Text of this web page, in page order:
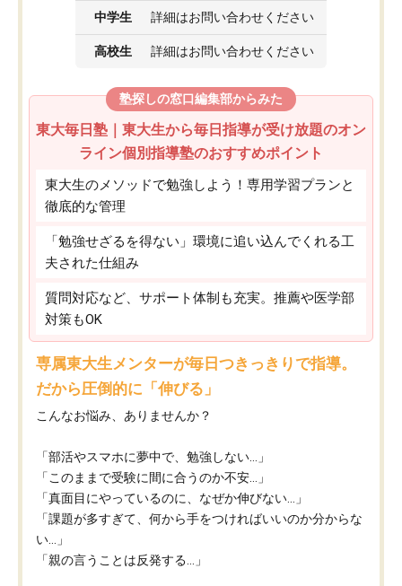
中学生 詳細はお問い合わせください
高校生 詳細はお問い合わせください
塾探しの窓口編集部からみた
東大毎日塾｜東大生から毎日指導が受け放題のオン
ライン個別指導塾のおすすめポイント
東大生のメソッドで勉強しよう！専用学習プランと
徹底的な管理
「勉強せざるを得ない」環境に追い込んでくれる工
夫された仕組み
質問対応など、サポート体制も充実。推薦や医学部
対策もOK
専属東大生メンターが毎日つきっきりで指導。
だから圧倒的に「伸びる」
こんなお悩み、ありませんか？
「部活やスマホに夢中で、勉強しない…」
「このままで受験に間に合うのか不安…」
「真面目にやっているのに、なぜか伸びない…」
「課題が多すぎて、何から手をつければいいのか分からな
い…」
「親の言うことは反発する…」